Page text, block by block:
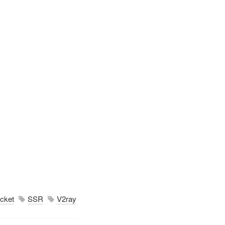
SSR V2ray